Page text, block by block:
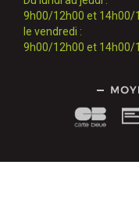
9h00/12h00 et 14h00/
le vendredi :
9h00/12h00 et 14h00/